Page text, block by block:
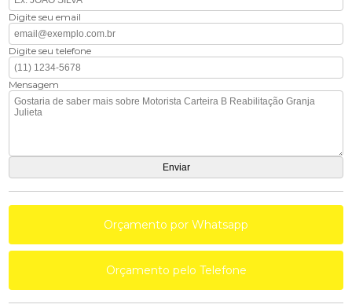
Digite seu email
Digite seu telefone
Mensagem
Orçamento por Whatsapp
Orçamento pelo Telefone